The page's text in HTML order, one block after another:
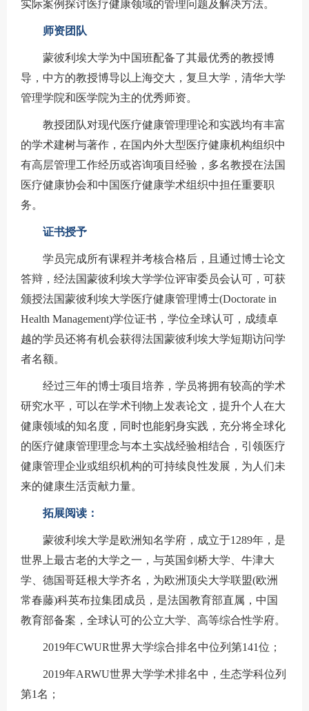
实际案例探讨医疗健康领域的管理问题及解决方法。
师资团队
蒙彼利埃大学为中国班配备了其最优秀的教授博
导，中方的教授博导以上海交大，复旦大学，清华大学
管理学院和医学院为主的优秀师资。
教授团队对现代医疗健康管理理论和实践均有丰富
的学术建树与著作，在国内外大型医疗健康机构组织中
有高层管理工作经历或咨询项目经验，多名教授在法国
医疗健康协会和中国医疗健康学术组织中担任重要职
务。
证书授予
学员完成所有课程并考核合格后，且通过博士论文
答辩，经法国蒙彼利埃大学学位评审委员会认可，可获
颁授法国蒙彼利埃大学医疗健康管理博士(Doctorate in
Health Management)学位证书，学位全球认可，成绩卓
越的学员还将有机会获得法国蒙彼利埃大学短期访问学
者名额。
经过三年的博士项目培养，学员将拥有较高的学术
研究水平，可以在学术刊物上发表论文，提升个人在大
健康领域的知名度，同时也能躬身实践，充分将全球化
的医疗健康管理理念与本土实战经验相结合，引领医疗
健康管理企业或组织机构的可持续良性发展，为人们未
来的健康生活贡献力量。
拓展阅读：
蒙彼利埃大学是欧洲知名学府，成立于1289年，是
世界上最古老的大学之一，与英国剑桥大学、牛津大
学、德国哥廷根大学齐名，为欧洲顶尖大学联盟(欧洲
常春藤)科英布拉集团成员，是法国教育部直属，中国
教育部备案，全球认可的公立大学、高等综合性学府。
2019年CWUR世界大学综合排名中位列第141位；
2019年ARWU世界大学学术排名中，生态学科位列
第1名；